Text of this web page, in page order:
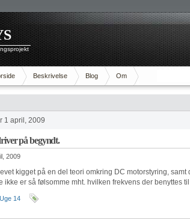
Beskrivelse Blog Om
1 april, 2009
på begyndt.
2009
kigget på en del teori omkring DC motorstyring,
ikke er så følsomme mht. hvilken frekvens der benyttes
Uge 14